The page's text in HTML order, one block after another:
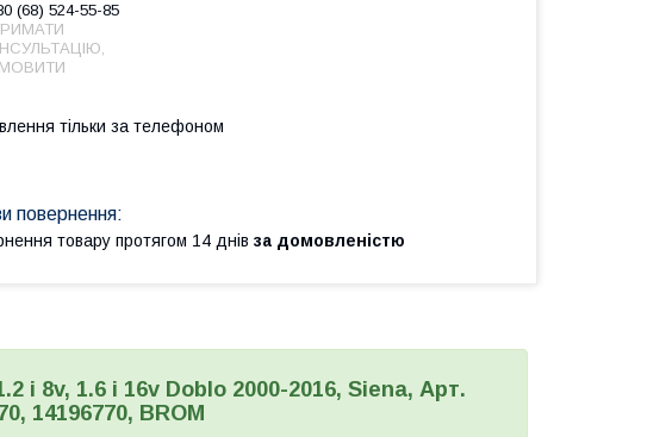
(68) 524-55-85
тільки за телефоном
товару протягом 14 днів за домовленістю
i 8v, 1.6 i 16v Doblo 2000-2016, Siena, Арт.
14196770, BROM